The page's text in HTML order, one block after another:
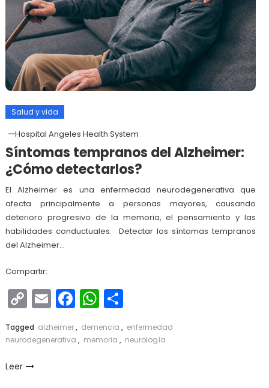
Salud y vida
Hospital Angeles Health System
Síntomas tempranos del Alzheimer:
¿Cómo detectarlos?
El Alzheimer es una enfermedad neurodegenerativa que
afecta principalmente a personas mayores, causando
deterioro progresivo de la memoria, el pensamiento y las
habilidades conductuales. Detectar los síntomas tempranos
del Alzheimer…
Compartir:
Copy
Link
EmailFacebook
WhatsApp
Compartir
Tagged alzheimer, demencia , enfermedad
neurodegenerativa , memoria , neurología
Leer